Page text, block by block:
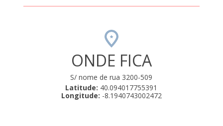
ONDE FICA
S/ nome de rua 3200-509
Latitude: 40.094017755391
Longitude: -8.1940743002472